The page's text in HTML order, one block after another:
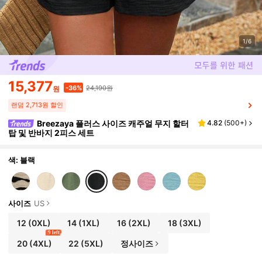
1/6
15,377원 -36% 24,190원
랜덤 2,713원 할인
Breezaya 플러스 사이즈 캐주얼 무지 할터
탑 및 반바지 2피스 세트
4.82 (500+)
색: 블랙
사이즈 US
12 (0XL) 14 (1XL) 16(2XL) 18(3XL)
20(4XL)
9 left
22 (5XL) 정사이즈